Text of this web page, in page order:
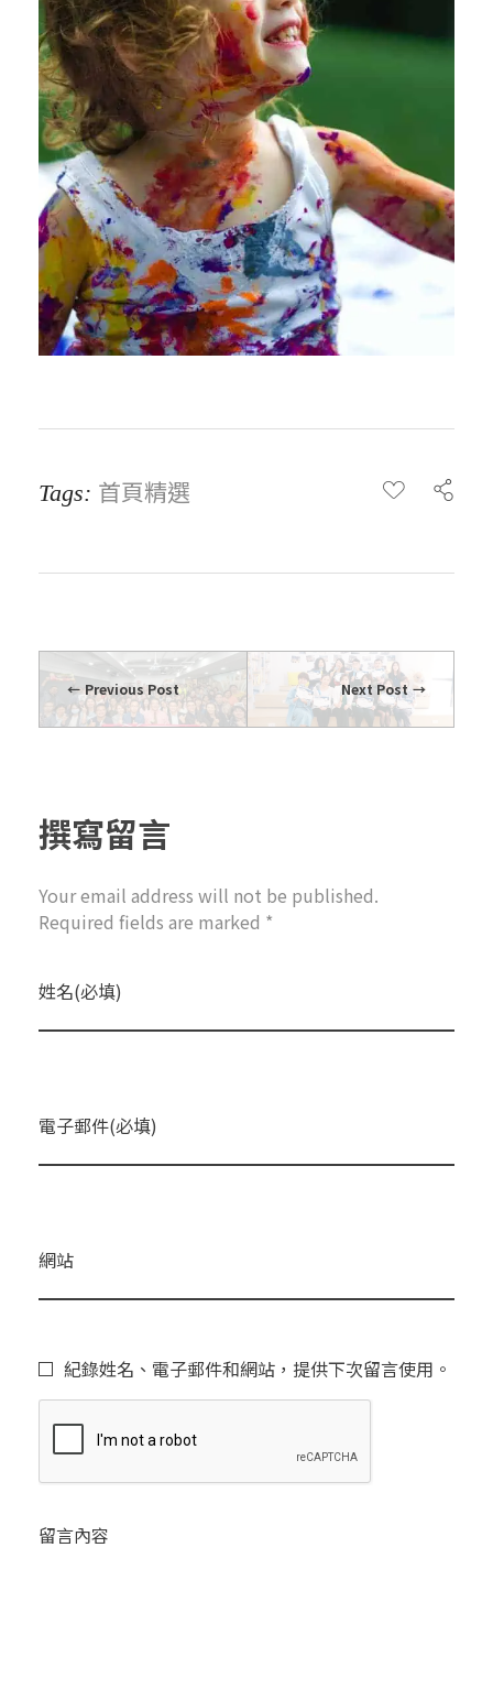
Tags: 首頁精選
Previous Post Next Post
撰寫留言
Your email address will not be published.
Required fields are marked *
姓名(必填)
電子郵件(必填)
網站
紀錄姓名、電子郵件和網站，提供下次留言使用。
留言內容